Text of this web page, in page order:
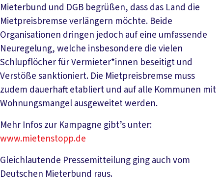
Mieterbund und DGB begrüßen, dass das Land die
Mietpreisbremse verlängern möchte. Beide
Organisationen dringen jedoch auf eine umfassende
Neuregelung, welche insbesondere die vielen
Schlupflöcher für Vermieter*innen beseitigt und
Verstöße sanktioniert. Die Mietpreisbremse muss
zudem dauerhaft etabliert und auf alle Kommunen mit
Wohnungsmangel ausgeweitet werden.
Mehr Infos zur Kampagne gibt’s unter:
www.mietenstopp.de
Gleichlautende Pressemitteilung ging auch vom
Deutschen Mieterbund raus.